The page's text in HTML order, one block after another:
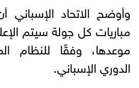
وأوضح الاتحاد الإسباني
مباريات كل جولة سيتم
موعدها، وفقًا للنظام
الدوري الإسباني.